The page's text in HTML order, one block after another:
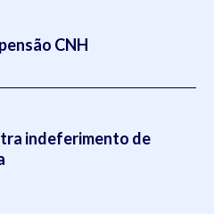
CNH
indeferimento de